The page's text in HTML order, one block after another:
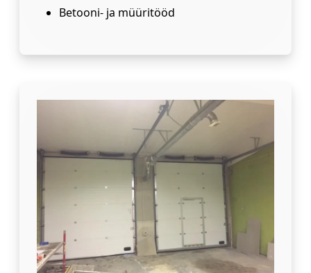
Betooni- ja müüritööd